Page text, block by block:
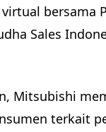
bersama
Sales
Mitsubishi
terkait